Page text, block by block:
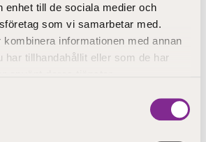
enhet till de sociala medier och
som vi samarbetar med.
informationen med annan
har tillhandahållit eller som de har
och kurser